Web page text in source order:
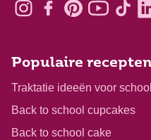
Populaire
Traktatie ideeën voor school
Back to school cupcakes
Back to school cake